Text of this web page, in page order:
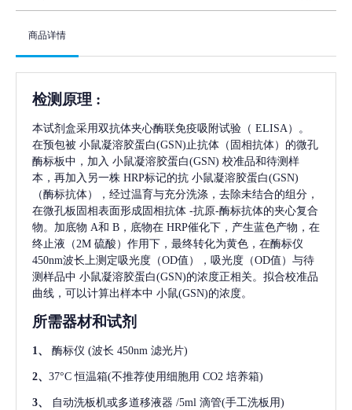
商品详情
检测原理 :
本试剂盒采用双抗体夹心酶联免疫吸附试验（ ELISA）。
在预包被 小鼠凝溶胶蛋白(GSN)止抗体（固相抗体）的微孔
酶标板中，加入 小鼠凝溶胶蛋白(GSN) 校准品和待测样
本，再加入另一株 HRP标记的抗 小鼠凝溶胶蛋白(GSN)
（酶标抗体），经过温育与充分洗涤，去除未结合的组分，
在微孔板固相表面形成固相抗体 -抗原-酶标抗体的夹心复合
物。加底物 A和 B，底物在 HRP催化下，产生蓝色产物，在
终止液（2M 硫酸）作用下，最终转化为黄色，在酶标仪
450nm波长上测定吸光度（OD值），吸光度（OD值）与待
测样品中 小鼠凝溶胶蛋白(GSN)的浓度正相关。拟合校准品
曲线，可以计算出样本中 小鼠(GSN)的浓度。
所需器材和试剂
1、 酶标仪 (波长 450nm 滤光片)
2、 37°C 恒温箱(不推荐使用细胞用 CO2 培养箱)
3、 自动洗板机或多道移液器 /5ml 滴管(手工洗板用)